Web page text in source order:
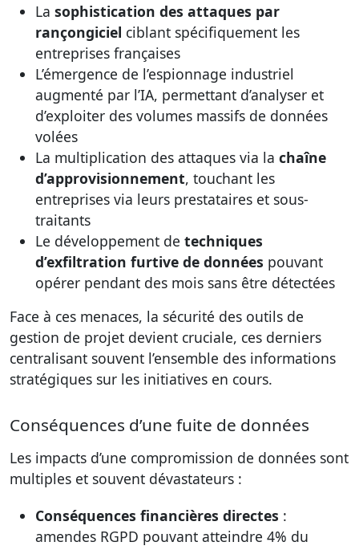
La sophistication des attaques par
rançongiciel ciblant spécifiquement les
entreprises françaises
L’émergence de l’espionnage industriel
augmenté par l’IA, permettant d’analyser et
d’exploiter des volumes massifs de données
volées
La multiplication des attaques via la chaîne
d’approvisionnement, touchant les
entreprises via leurs prestataires et sous-
traitants
Le développement de techniques
d’exfiltration furtive de données pouvant
opérer pendant des mois sans être détectées
Face à ces menaces, la sécurité des outils de
gestion de projet devient cruciale, ces derniers
centralisant souvent l’ensemble des informations
stratégiques sur les initiatives en cours.
Conséquences d’une fuite de données
Les impacts d’une compromission de données sont
multiples et souvent dévastateurs :
Conséquences financières directes :
amendes RGPD pouvant atteindre 4% du